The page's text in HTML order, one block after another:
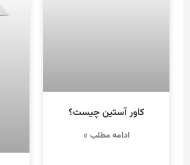
کاور آستین چیست؟
ادامه مطلب »